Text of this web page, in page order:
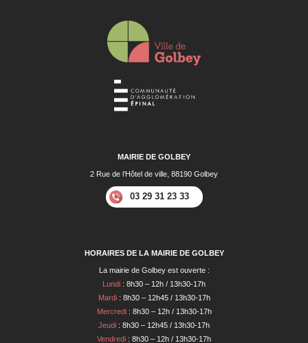
MAIRIE DE GOLBEY
2 Rue de l’Hôtel de ville, 88190 Golbey
03 29 31 23 33
HORAIRES DE LA MAIRIE DE GOLBEY
La mairie de Golbey est ouverte :
Lundi : 8h30 – 12h / 13h30-17h
Mardi: 8h30 – 12h45 / 13h30-17h
Mercredi: 8h30 – 12h / 13h30-17h
Jeudi : 8h30 – 12h45 / 13h30-17h
Vendredi : 8h30 – 12h / 13h30-17h